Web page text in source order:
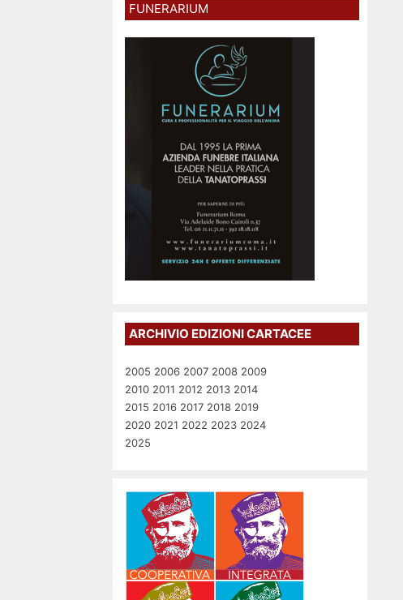
FUNERARIUM
ARCHIVIO EDIZIONI CARTACEE
2005 2006 2007 2008 2009
2010 2011 2012 2013 2014
2015 2016 2017 2018 2019
2020 2021 2022 2023 2024
2025